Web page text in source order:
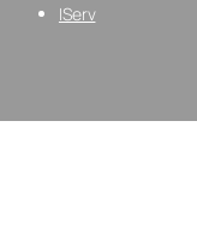
IServ